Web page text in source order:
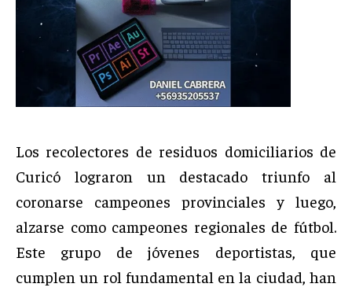
Los recolectores de residuos domiciliarios de
Curicó lograron un destacado triunfo al
coronarse campeones provinciales y luego,
alzarse como campeones regionales de fútbol.
Este grupo de jóvenes deportistas, que
cumplen un rol fundamental en la ciudad, han